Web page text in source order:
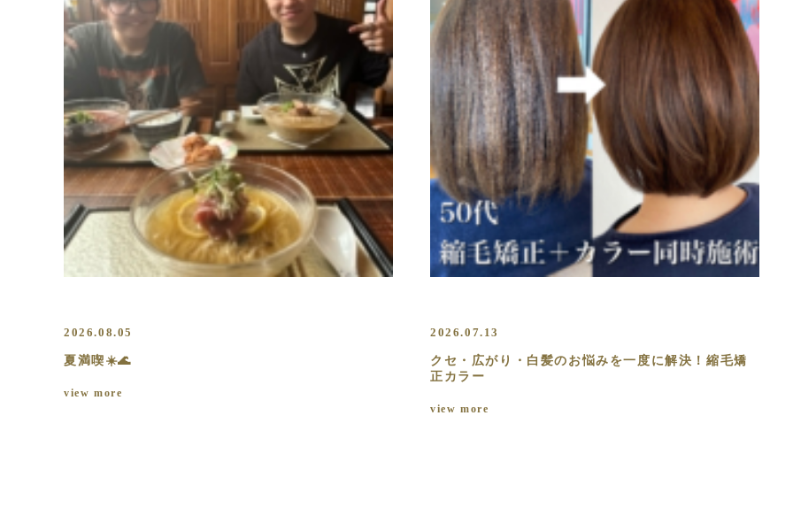
2026.08.05
夏満喫☀️🌊
view more
2026.07.13
クセ・広がり・白髪のお悩みを一度に解決！縮毛矯
正カラー
view more